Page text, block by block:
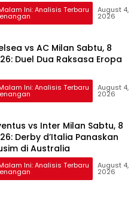
Ini: Analisis Terbaru August 4,
2026
vs AC Milan Sabtu, 8
Duel Dua Raksasa Eropa
Ini: Analisis Terbaru August 4,
2026
vs Inter Milan Sabtu, 8
Derby d’Italia Panaskan
di Australia
Ini: Analisis Terbaru August 4,
2026